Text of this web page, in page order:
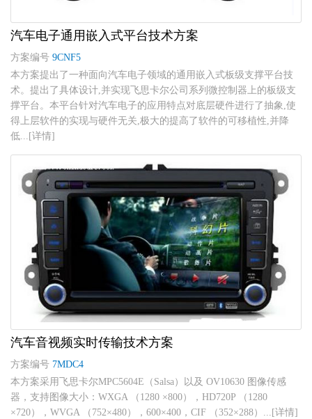
汽车电子通用嵌入式平台技术方案
方案编号 9CNF5
本方案提出了一种面向汽车电子领域的通用嵌入式板级支撑平台技
术。提出了具体设计,并实现飞思卡尔公司系列微控制器上的板级支
撑平台。本平台针对汽车电子的应用特点对底层硬件进行了抽象,使
得上层软件的实现与硬件无关,极大的提高了软件的可移植性,并降
低...[详情]
汽车音视频实时传输技术方案
方案编号 7MDC4
本方案采用飞思卡尔MPC5604E（Salsa）以及 OV10630 图像传感
器，支持图像大小：WXGA （1280 ×800），HD720P （1280
×720），WVGA （752×480），600×400，CIF （352×288）...[详情]